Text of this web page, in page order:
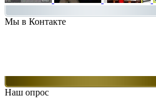
Мы в Контакте
Наш опрос